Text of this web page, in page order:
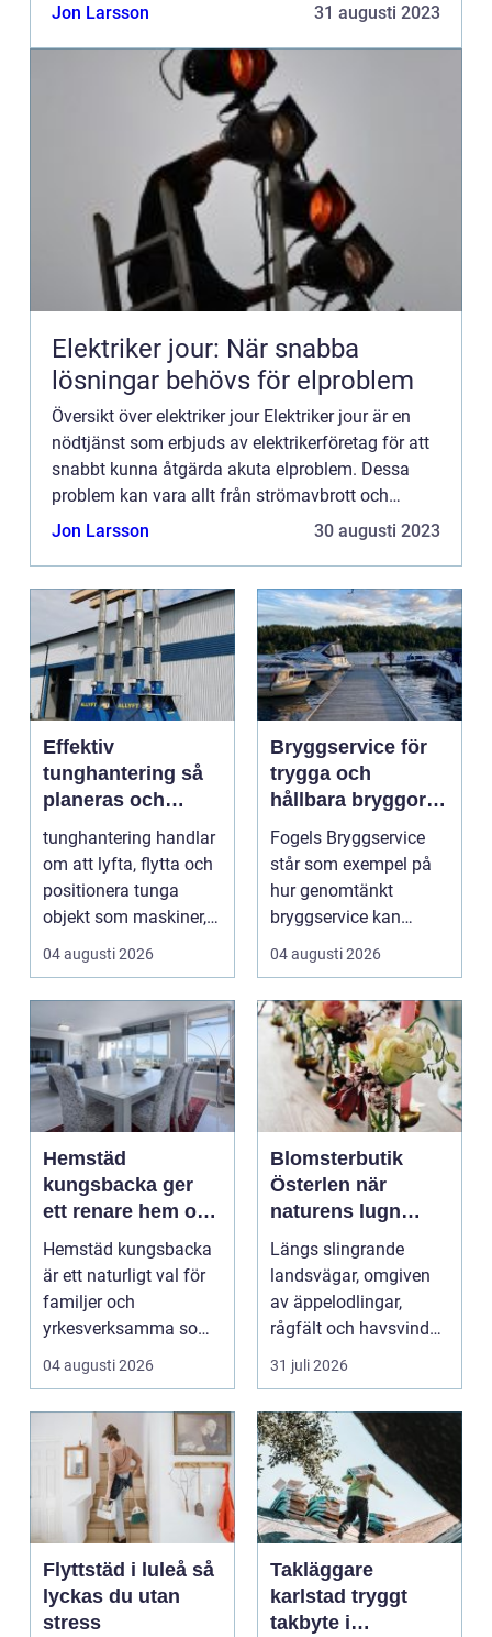
Jon Larsson 31 augusti 2023
Elektriker jour: När snabba
lösningar behövs för elproblem
Översikt över elektriker jour Elektriker jour är en
nödtjänst som erbjuds av elektrikerföretag för att
snabbt kunna åtgärda akuta elproblem. Dessa
problem kan vara allt från strömavbrott och
kortslutningar till trasiga eluttag och störningar i
Jon Larsson 30 augusti 2023
Effektiv
tunghantering så
planeras och
genomförs säkra
lyft
tunghantering handlar
om att lyfta, flytta och
positionera tunga
objekt som maskiner,
hus, broar och...
04 augusti 2026
Bryggservice för
trygga och
hållbara bryggor
året runt
Fogels Bryggservice
står som exempel på
hur genomtänkt
bryggservice kan
förvan...
04 augusti 2026
Hemstäd
kungsbacka ger
ett renare hem och
en lugnare vardag
Hemstäd kungsbacka
är ett naturligt val för
familjer och
yrkesverksamma som
vill ha ett rent hem
04 augusti 2026
Blomsterbutik
Österlen när
naturens lugn
möter kreativt
hantverk
Längs slingrande
landsvägar, omgiven
av äppelodlingar,
rågfält och havsvindar,
har
blomsterhantverke...
31 juli 2026
Flyttstäd i luleå så
lyckas du utan
stress
Takläggare
karlstad tryggt
takbyte i